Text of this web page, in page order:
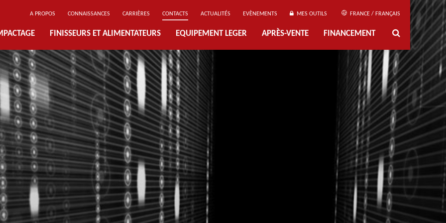
A PROPOS CONNAISSANCES CARRIÈRES CONTACTS ACTUALITÉS EVÈNEMENTS MES OUTILS FRANCE / FRANÇAIS
FINISSEURS ET ALIMENTATEURS EQUIPEMENT LEGER APRÈS-VENTE FINANCEMENT